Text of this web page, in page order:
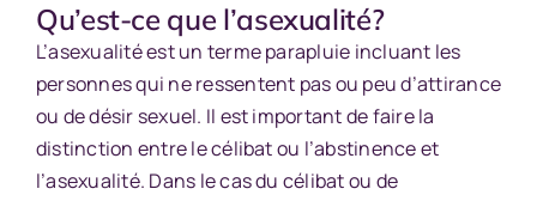
Qu’est-ce que l’asexualité?
L’asexualité est un terme parapluie incluant les
personnes qui ne ressentent pas ou peu d’attirance
ou de désir sexuel. Il est important de faire la
distinction entre le célibat ou l’abstinence et
l’asexualité. Dans le cas du célibat ou de